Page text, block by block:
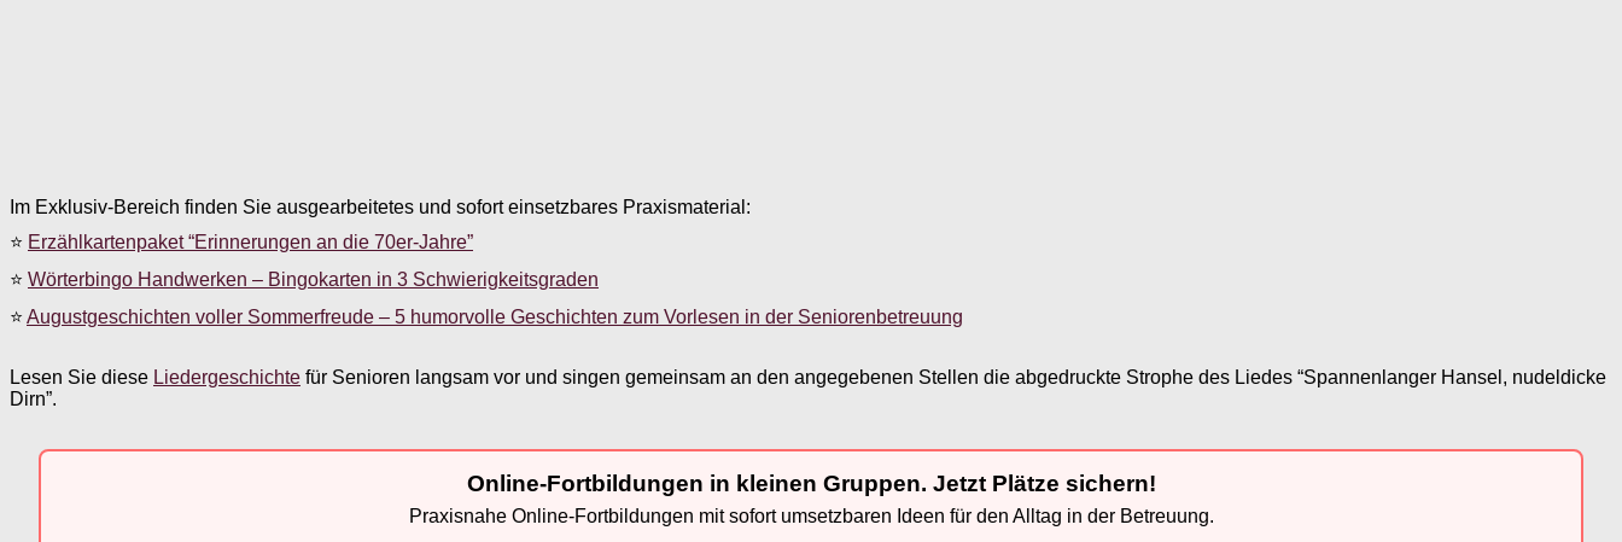
Im Exklusiv-Bereich finden Sie ausgearbeitetes und sofort einsetzbares Praxismaterial:
⭐ Erzählkartenpaket “Erinnerungen an die 70er-Jahre”
⭐ Wörterbingo Handwerken – Bingokarten in 3 Schwierigkeitsgraden
⭐ Augustgeschichten voller Sommerfreude – 5 humorvolle Geschichten zum Vorlesen in der Seniorenbetreuung
Lesen Sie diese Liedergeschichte für Senioren langsam vor und singen gemeinsam an den angegebenen Stellen die abgedruckte Strophe des Liedes “Spannenlanger Hansel, nudeldicke
Dirn”.
Online-Fortbildungen in kleinen Gruppen. Jetzt Plätze sichern!
Praxisnahe Online-Fortbildungen mit sofort umsetzbaren Ideen für den Alltag in der Betreuung.